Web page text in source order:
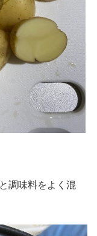
調味料をよく混